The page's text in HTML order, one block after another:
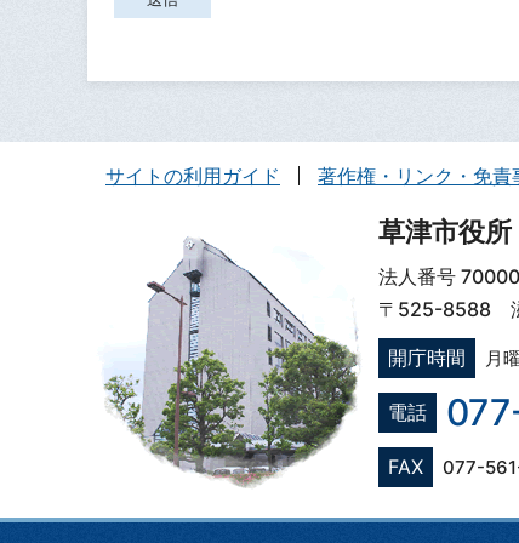
サイトの利用ガイド 著作権・リンク・免責
草津市役所
法人番号
〒525-8588
開庁時間
月
電話
FAX 077-